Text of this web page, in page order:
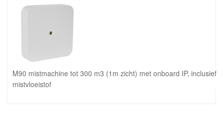
M90 mistmachine tot 300 m3 (1m zicht) met onboard IP, inclusief
mistvloeistof